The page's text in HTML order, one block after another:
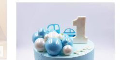
עוגת דובי לגיל שנה